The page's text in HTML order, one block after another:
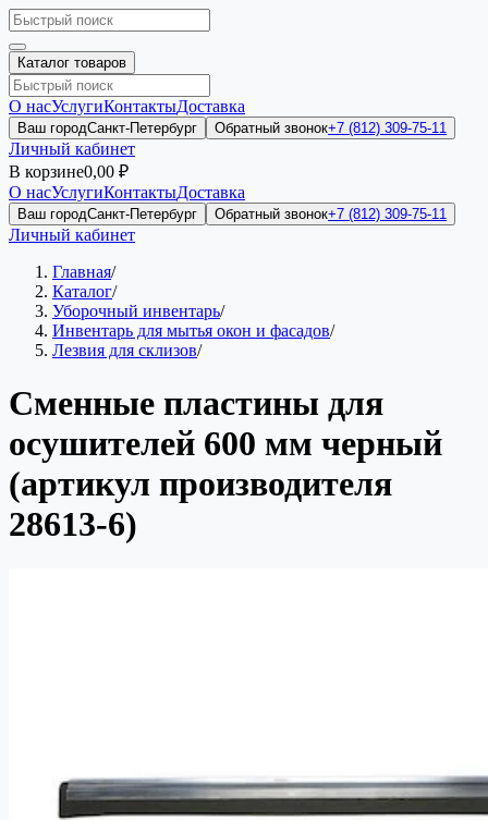
Каталог товаров
О насУслугиКонтактыДоставка
Ваш городСанкт-Петербург Обратный звонок+7 (812) 309-75-11
Личный кабинет
В корзине0,00 ₽
О насУслугиКонтактыДоставка
Ваш городСанкт-Петербург Обратный звонок+7 (812) 309-75-11
Личный кабинет
Главная/
Каталог/
Уборочный инвентарь/
Инвентарь для мытья окон и фасадов/
Лезвия для склизов/
Сменные пластины для
осушителей 600 мм черный
(артикул производителя
28613-6)